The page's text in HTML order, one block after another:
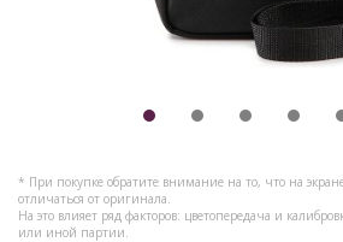
* При покупке обратите внимание на то, что на
отличаться от оригинала.
На это влияет ряд факторов: цветопередача и
или иной партии.